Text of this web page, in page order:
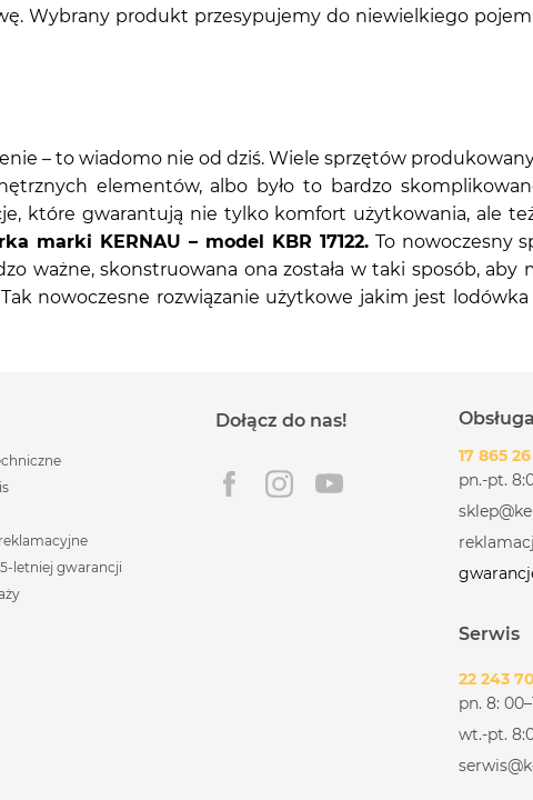
Wybrany produkt przesypujemy do niewielkiego
– to wiadomo nie od dziś. Wiele sprzętów
elementów, albo było to bardzo
które gwarantują nie tylko komfort użytkowania, ale też
marki KERNAU – model KBR 17122.To nowoczesny
ważne, skonstruowana ona została w taki sposób, aby
nowoczesne rozwiązanie użytkowe jakim jest
letniej gwarancji
Dołącz do nas!
17 865
pn.-pt.
Serwis
22 243
pn. 8:
wt.-pt.